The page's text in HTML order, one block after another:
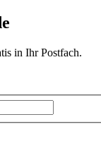
in Ihr Postfach.